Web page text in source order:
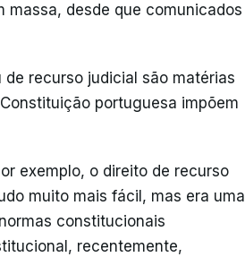
massa, desde que comunicados
recurso judicial são matérias
portuguesa impõem
exemplo, o direito de recurso
muito mais fácil, mas era uma
constitucionais
recentemente,